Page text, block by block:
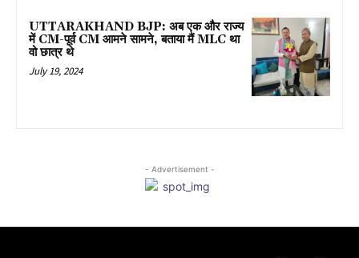
UTTARAKHAND BJP: अब एक और राज्य
में CM-पूर्व CM आमने सामने, बताया मैं MLC था
वो छात्र थे
July 19, 2024
- Advertisement -